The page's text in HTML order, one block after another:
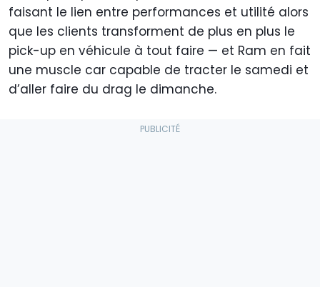
faisant le lien entre performances et utilité alors
que les clients transforment de plus en plus le
pick-up en véhicule à tout faire — et Ram en fait
une muscle car capable de tracter le samedi et
d’aller faire du drag le dimanche.